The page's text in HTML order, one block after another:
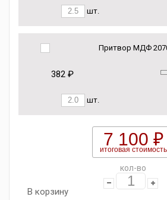
шт.
Притвор МДФ
382 ₽
шт.
7 100 ₽
итоговая стоимость
кол-во
В корзину